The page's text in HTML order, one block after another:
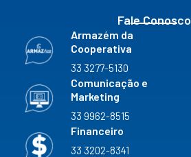
Fale Conosco
Armazém da
Cooperativa
33 3277-5130
Comunicação e
Marketing
33 9962-8515
Financeiro
33 3202-8341